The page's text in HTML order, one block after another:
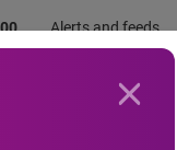
Alerts and feeds
Newsroom